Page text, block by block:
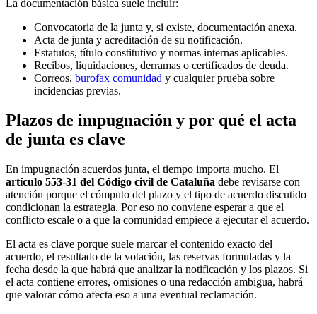
La documentación básica suele incluir:
Convocatoria de la junta y, si existe, documentación anexa.
Acta de junta y acreditación de su notificación.
Estatutos, título constitutivo y normas internas aplicables.
Recibos, liquidaciones, derramas o certificados de deuda.
Correos, burofax comunidad y cualquier prueba sobre
incidencias previas.
Plazos de impugnación y por qué el acta
de junta es clave
En impugnación acuerdos junta, el tiempo importa mucho. El
artículo 553-31 del Código civil de Cataluña debe revisarse con
atención porque el cómputo del plazo y el tipo de acuerdo discutido
condicionan la estrategia. Por eso no conviene esperar a que el
conflicto escale o a que la comunidad empiece a ejecutar el acuerdo.
El acta es clave porque suele marcar el contenido exacto del
acuerdo, el resultado de la votación, las reservas formuladas y la
fecha desde la que habrá que analizar la notificación y los plazos. Si
el acta contiene errores, omisiones o una redacción ambigua, habrá
que valorar cómo afecta eso a una eventual reclamación.